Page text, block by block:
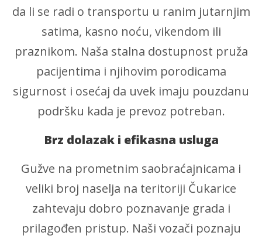
da li se radi o transportu u ranim jutarnjim
satima, kasno noću, vikendom ili
praznikom. Naša stalna dostupnost pruža
pacijentima i njihovim porodicama
sigurnost i osećaj da uvek imaju pouzdanu
podršku kada je prevoz potreban.
Brz dolazak i efikasna usluga
Gužve na prometnim saobraćajnicama i
veliki broj naselja na teritoriji Čukarice
zahtevaju dobro poznavanje grada i
prilagođen pristup. Naši vozači poznaju